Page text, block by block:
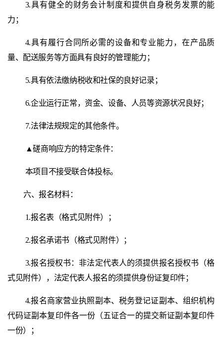
3.具有健全的财务会计制度和提供自身税务发票的能
力；
4.具有履行合同所必需的设备和专业能力，在产品质
量、配送服务等方面具有良好的管理能力；
5.具有依法缴纳税收和社保的良好记录；
6.企业运行正常，资金、设备、人员等资源状况良好；
7.法律法规规定的其他条件。
▲磋商响应方的特定条件：
本项目不接受联合体投标。
六、报名材料：
1.报名表（格式见附件）；
2.报名承诺书（格式见附件）；
3.报名授权书：非法定代表人的须提供报名授权书（格
式见附件），法定代表人报名的须提供身份证复印件；
4.报名商家营业执照副本、税务登记证副本、组织机构
代码证副本复印件各一份（五证合一的提交新证副本复印件
一份）；